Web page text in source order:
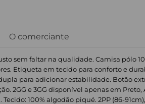
O comerciante
sem faltar na qualidade. Camisa pólo
Etiqueta em tecido para conforto e
para adicionar estabilidade. Botão
2GG e 3GG disponível apenas em
100% algodão piqué. 2PP (86-91cm),